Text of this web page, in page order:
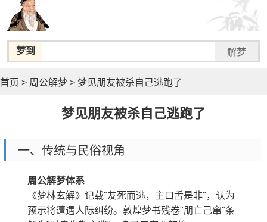
梦到 解梦
首页 > 周公解梦 > 梦见朋友被杀自己逃跑了
梦见朋友被杀自己逃跑了
一、传统与民俗视角
周公解梦体系
《梦林玄解》记载"友死而逃，主口舌是非"，认为
预示将遭遇人际纠纷。敦煌梦书残卷"朋亡己窜"条